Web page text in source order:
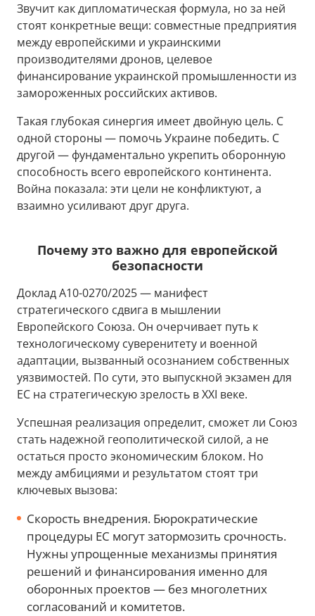
Звучит как дипломатическая формула, но за ней
стоят конкретные вещи: совместные предприятия
между европейскими и украинскими
производителями дронов, целевое
финансирование украинской промышленности из
замороженных российских активов.
Такая глубокая синергия имеет двойную цель. С
одной стороны — помочь Украине победить. С
другой — фундаментально укрепить оборонную
способность всего европейского континента.
Война показала: эти цели не конфликтуют, а
взаимно усиливают друг друга.
Почему это важно для европейской
безопасности
Доклад A10-0270/2025 — манифест
стратегического сдвига в мышлении
Европейского Союза. Он очерчивает путь к
технологическому суверенитету и военной
адаптации, вызванный осознанием собственных
уязвимостей. По сути, это выпускной экзамен для
ЕС на стратегическую зрелость в XXI веке.
Успешная реализация определит, сможет ли Союз
стать надежной геополитической силой, а не
остаться просто экономическим блоком. Но
между амбициями и результатом стоят три
ключевых вызова:
Скорость внедрения. Бюрократические
процедуры ЕС могут затормозить срочность.
Нужны упрощенные механизмы принятия
решений и финансирования именно для
оборонных проектов — без многолетних
согласований и комитетов.